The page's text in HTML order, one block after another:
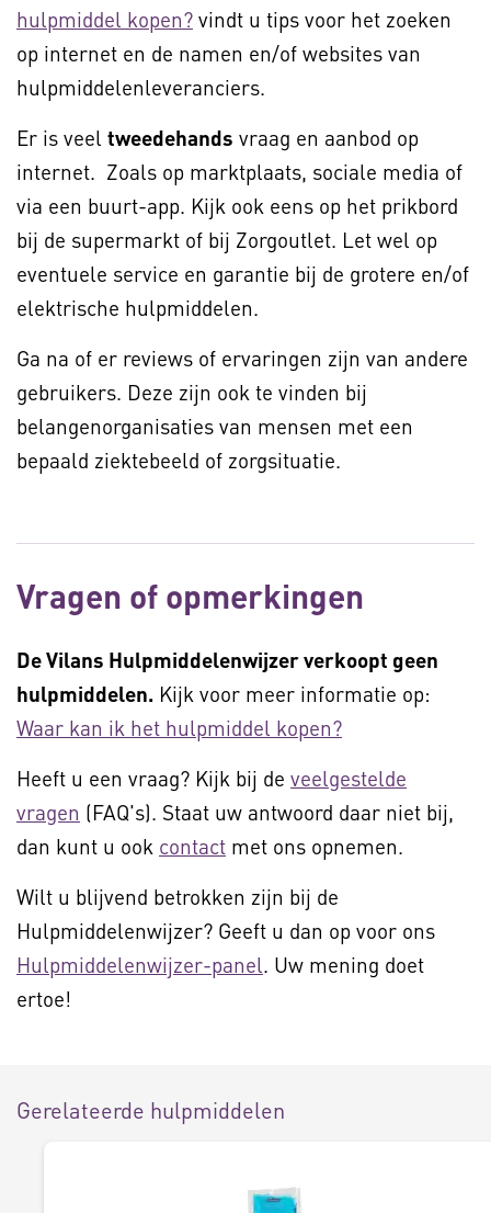
hulpmiddel kopen? vindt u tips voor het zoeken
op internet en de namen en/of websites van
hulpmiddelenleveranciers.
Er is veel tweedehands vraag en aanbod op
internet. Zoals op marktplaats, sociale media of
via een buurt-app. Kijk ook eens op het prikbord
bij de supermarkt of bij Zorgoutlet. Let wel op
eventuele service en garantie bij de grotere en/of
elektrische hulpmiddelen.
Ga na of er reviews of ervaringen zijn van andere
gebruikers. Deze zijn ook te vinden bij
belangenorganisaties van mensen met een
bepaald ziektebeeld of zorgsituatie.
Vragen of opmerkingen
De Vilans Hulpmiddelenwijzer verkoopt geen
hulpmiddelen. Kijk voor meer informatie op:
Waar kan ik het hulpmiddel kopen?
Heeft u een vraag? Kijk bij de veelgestelde
vragen (FAQ's). Staat uw antwoord daar niet bij,
dan kunt u ook contact met ons opnemen.
Wilt u blijvend betrokken zijn bij de
Hulpmiddelenwijzer? Geeft u dan op voor ons
Hulpmiddelenwijzer-panel. Uw mening doet
ertoe!
Gerelateerde hulpmiddelen